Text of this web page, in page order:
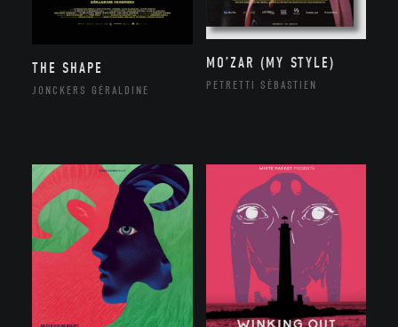
THE SHAPE
JONCKERS GÉRALDINE
MO’ZAR (MY STYLE)
PETRETTI SÉBASTIEN